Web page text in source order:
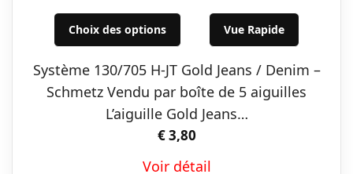
Choix des options
Ce
produit
a
plusieurs
variations.
Les
Vue Rapide
Système 130/705 H-JT Gold Jeans / Denim –
Schmetz Vendu par boîte de 5 aiguilles
L’aiguille Gold Jeans…
€3,80
Voir détail